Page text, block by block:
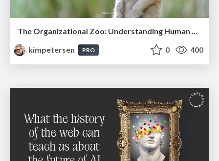
kimpetersen
PRO 0 400